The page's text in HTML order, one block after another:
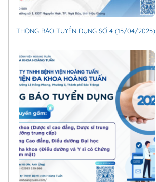
THÔNG BÁO TUYỂN DỤNG SỐ 4 (15/04/2025)